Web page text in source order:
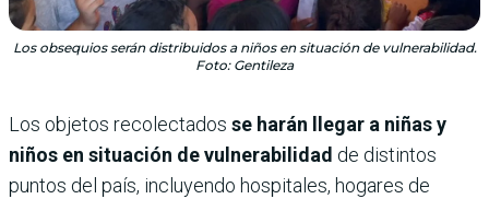
Los obsequios serán distribuidos a niños en situación de vulnerabilidad.
Foto: Gentileza
Los objetos recolectados se harán llegar a niñas y
niños en situación de vulnerabilidad de distintos
puntos del país, incluyendo hospitales, hogares de